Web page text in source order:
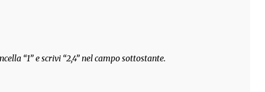
“1” e scrivi “2,4” nel campo sottostante.